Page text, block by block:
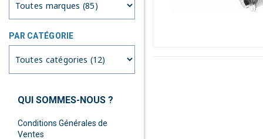
PAR CATÉGORIE
QUI SOMMES-NOUS ?
Conditions Générales de
Ventes